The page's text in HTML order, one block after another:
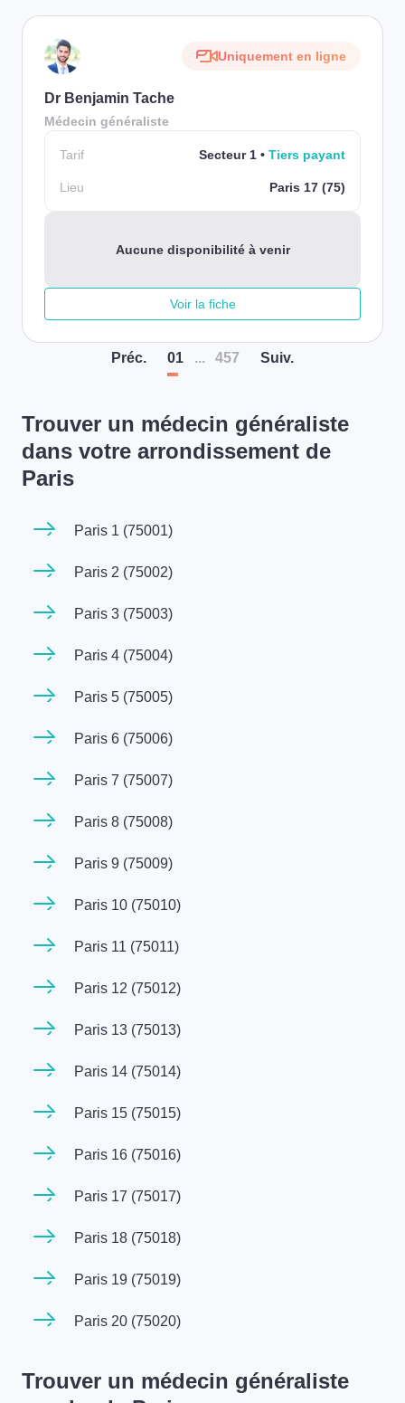
Uniquement en ligne
Dr Benjamin Tache
Médecin généraliste
Tarif Secteur 1 Tiers payant
Lieu Paris 17 (75)
Aucune disponibilité à venir
Voir la fiche
Préc. 01 ... 457 Suiv.
Trouver un médecin généraliste
dans votre arrondissement de
Paris
Paris 1 (75001)
Paris 2 (75002)
Paris 3 (75003)
Paris 4 (75004)
Paris 5 (75005)
Paris 6 (75006)
Paris 7 (75007)
Paris 8 (75008)
Paris 9 (75009)
Paris 10 (75010)
Paris 11 (75011)
Paris 12 (75012)
Paris 13 (75013)
Paris 14 (75014)
Paris 15 (75015)
Paris 16 (75016)
Paris 17 (75017)
Paris 18 (75018)
Paris 19 (75019)
Paris 20 (75020)
Trouver un médecin généraliste